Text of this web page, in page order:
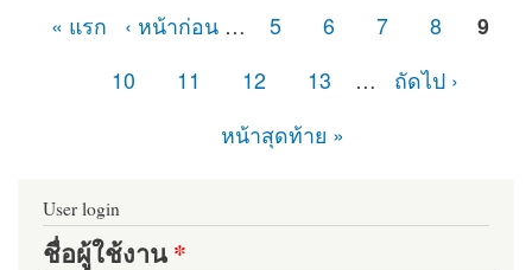
« แรก ‹ หน้าก่อน … 5 6 7 8
9
10
11 12 13 …
ถัดไป ›
หน้าสุดท้าย »
User login
ชื่อผู้ใช้งาน*